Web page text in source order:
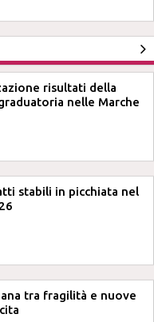
risultati della
nelle Marche
stabili in picchiata nel
tra fragilità e nuove